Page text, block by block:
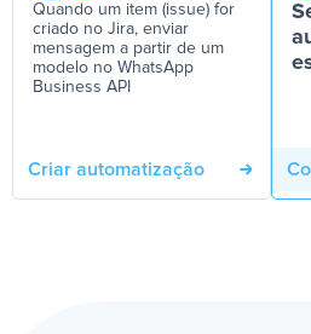
Quando um item (issue) for
criado no Jira, enviar
mensagem a partir de um
modelo no WhatsApp
Business API
Criar automatização